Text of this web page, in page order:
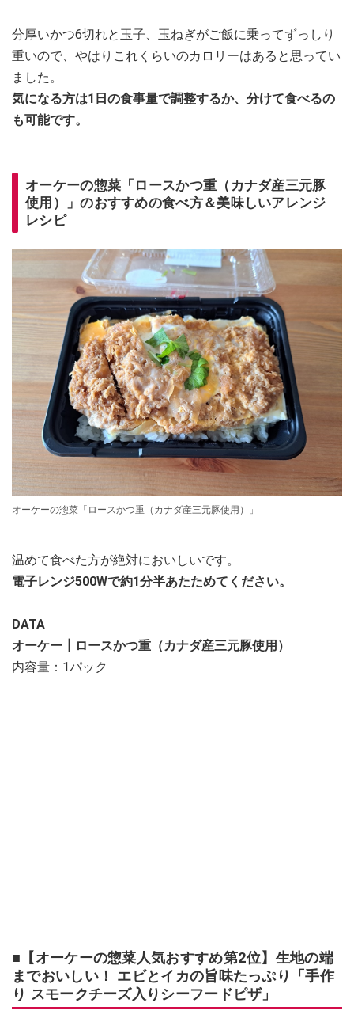
分厚いかつ6切れと玉子、玉ねぎがご飯に乗ってずっしり
重いので、やはりこれくらいのカロリーはあると思ってい
ました。
気になる方は1日の食事量で調整するか、分けて食べるの
も可能です。
オーケーの惣菜「ロースかつ重（カナダ産三元豚
使用）」のおすすめの食べ方＆美味しいアレンジ
レシピ
オーケーの惣菜「ロースかつ重（カナダ産三元豚使用）」
温めて食べた方が絶対においしいです。
電子レンジ500Wで約1分半あたためてください。
DATA
オーケー┃ロースかつ重（カナダ産三元豚使用）
内容量：1パック
■【オーケーの惣菜人気おすすめ第2位】生地の端
までおいしい！ エビとイカの旨味たっぷり「手作
り スモークチーズ入りシーフードピザ」